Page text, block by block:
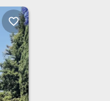
favorite_border